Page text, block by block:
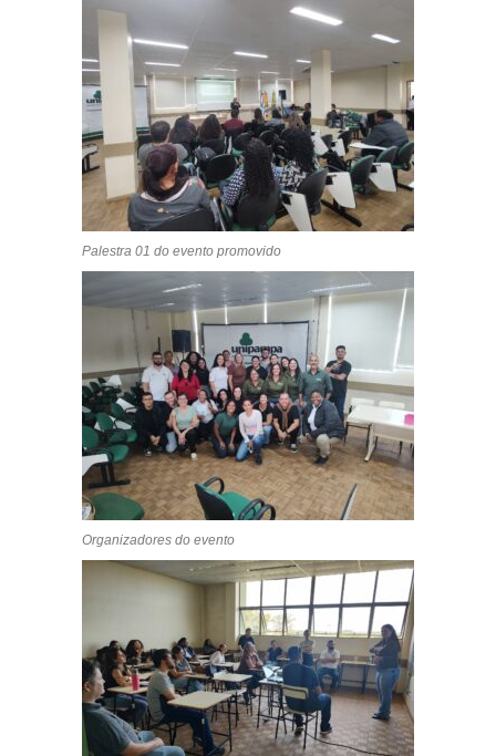
Palestra 01 do evento promovido
Organizadores do evento